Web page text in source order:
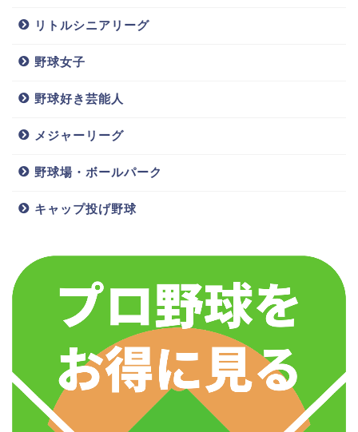
3169978
広島カープでプレーをしている堂林翔太選手は、やは
り広島に在住しているようです。奥様である枡田絵理
奈さんも慣れない広島暮らしで、長男を妊娠中の母親
学級で隣に座った妊婦さんに声をかけ「引っ越してき
たばかりで広島に友達がいないので、友達になってく
れませんか？」と言ったそうです。
そこからママ友も輪も広がり、広島にも友達がたくさ
磯村嘉孝(カー
相手)と子供,
兄弟は?堂林と
俸推移も
は?子供や球種
&球速,年俸に
宮西尚生(日ハ
ム)嫁/結婚相
手は双子!子供,
フォームを紹
介!年俸が安
手は?フォーム
や年俸,子供や
母親とのエピ
ソードも紹介!!
手と子供は?年
俸や実家,會澤
翼との関係
リトルシニアリーグ
野球女子
野球好き芸能人
メジャーリーグ
野球場・ボールパーク
キャップ投げ野球